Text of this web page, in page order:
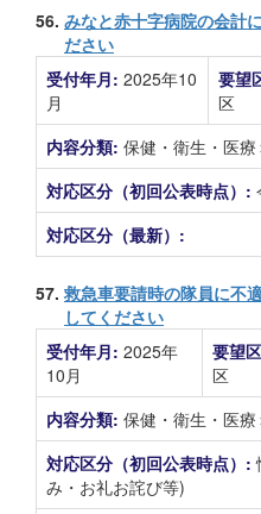
56. みなと赤十字病院の会計
ださい
受付年月: 2025年10
月
要望
区
内容分類: 保健・衛生・医
対応区分（初回公表時点）:
対応区分（最新）:
57. 救急車要請時の隊員に不
してください
受付年月: 2025年
10月
要望
区
内容分類: 保健・衛生・医
対応区分（初回公表時点）:
み・お礼お詫び等)